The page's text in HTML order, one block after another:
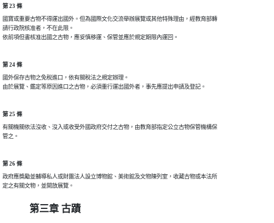
第 23 條
國寶或重要古物不得運出國外。但為國際文化交流舉辦展覽或其他特殊理由，經教育部轉
請行政院核准者，不在此限。
第 24 條
國外保存古物之免稅進口，依有關稅法之規定辦理。
第 25 條
有關機關依法沒收、沒入或收受外國政府交付之古物，由教育部指定公立古物保管機構保
第 26 條
政府應獎勵並輔導私人或財團法人設立博物館、美術館及文物陳列室，收藏古物或本法所
第三章 古蹟